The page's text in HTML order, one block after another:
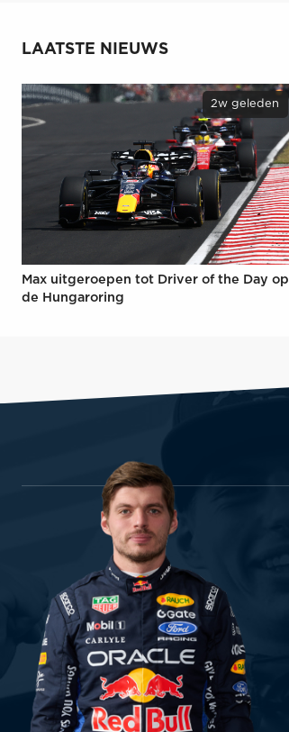
LAATSTE NIEUWS
2w geleden
Max uitgeroepen tot Driver of the Day op
de Hungaroring